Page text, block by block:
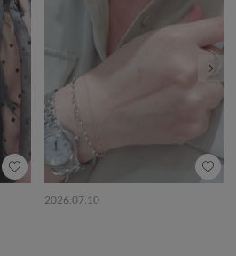
2026.07.10